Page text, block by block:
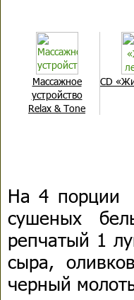
Массажное
устройство
Relax & Tone
CD
На 4 порции
сушеных
репчатый 1
сыра,
черный